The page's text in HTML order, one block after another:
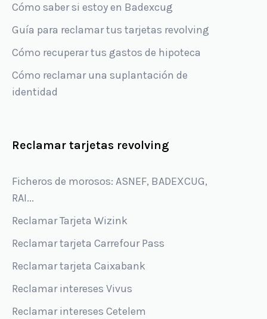
Cómo saber si estoy en Badexcug
Guía para reclamar tus tarjetas revolving
Cómo recuperar tus gastos de hipoteca
Cómo reclamar una suplantación de
identidad
Reclamar tarjetas revolving
Ficheros de morosos: ASNEF, BADEXCUG,
RAI...
Reclamar Tarjeta Wizink
Reclamar tarjeta Carrefour Pass
Reclamar tarjeta Caixabank
Reclamar intereses Vivus
Reclamar intereses Cetelem